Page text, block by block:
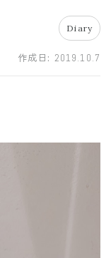
Diary
作成日: 2019.10.7